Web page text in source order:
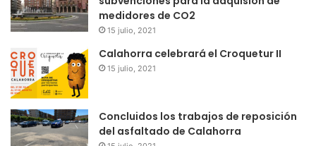
medidores de CO2
15 julio, 2021
Calahorra celebrará el Croquetur II
15 julio, 2021
Concluidos los trabajos de reposición
del asfaltado de Calahorra